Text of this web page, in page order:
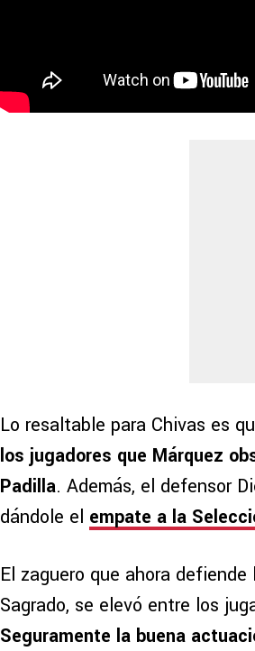
Lo resaltable para Chivas es
los jugadores que Márquez
Padilla. Además, el defensor
dándole el empate a la
El zaguero que ahora
Sagrado, se elevó entre los
Seguramente la buena